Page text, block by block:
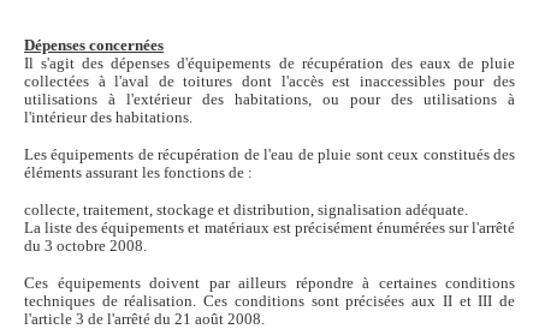
Dépenses concernées
Il s'agit des dépenses d'équipements de récupération des eaux de pluie
collectées à l'aval de toitures dont l'accès est inaccessibles pour des
utilisations à l'extérieur des habitations, ou pour des utilisations à
l'intérieur des habitations.
Les équipements de récupération de l'eau de pluie sont ceux constitués des
éléments assurant les fonctions de :
collecte, traitement, stockage et distribution, signalisation adéquate.
La liste des équipements et matériaux est précisément énumérées sur l'arrêté
du 3 octobre 2008.
Ces équipements doivent par ailleurs répondre à certaines conditions
techniques de réalisation. Ces conditions sont précisées aux II et III de
l'article 3 de l'arrêté du 21 août 2008.